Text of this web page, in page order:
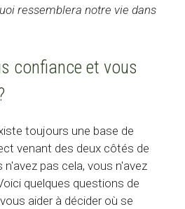
ressemblera notre vie dans
confiance et vous
toujours une base de
venant des deux côtés de
pas cela, vous n'avez
quelques questions de
aider à décider où se